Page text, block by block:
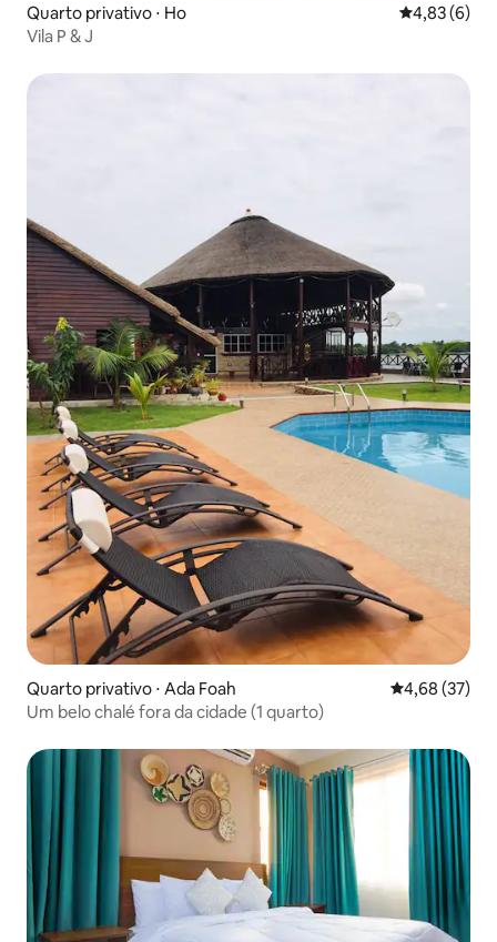
Quarto privativo ⋅ Ho 4,83 de uma
4,83 (6)
Vila P & J
Quarto privativo ⋅ Ada Foah 4,68 de uma
4,68 (37)
Um belo chalé fora da cidade (1 quarto)